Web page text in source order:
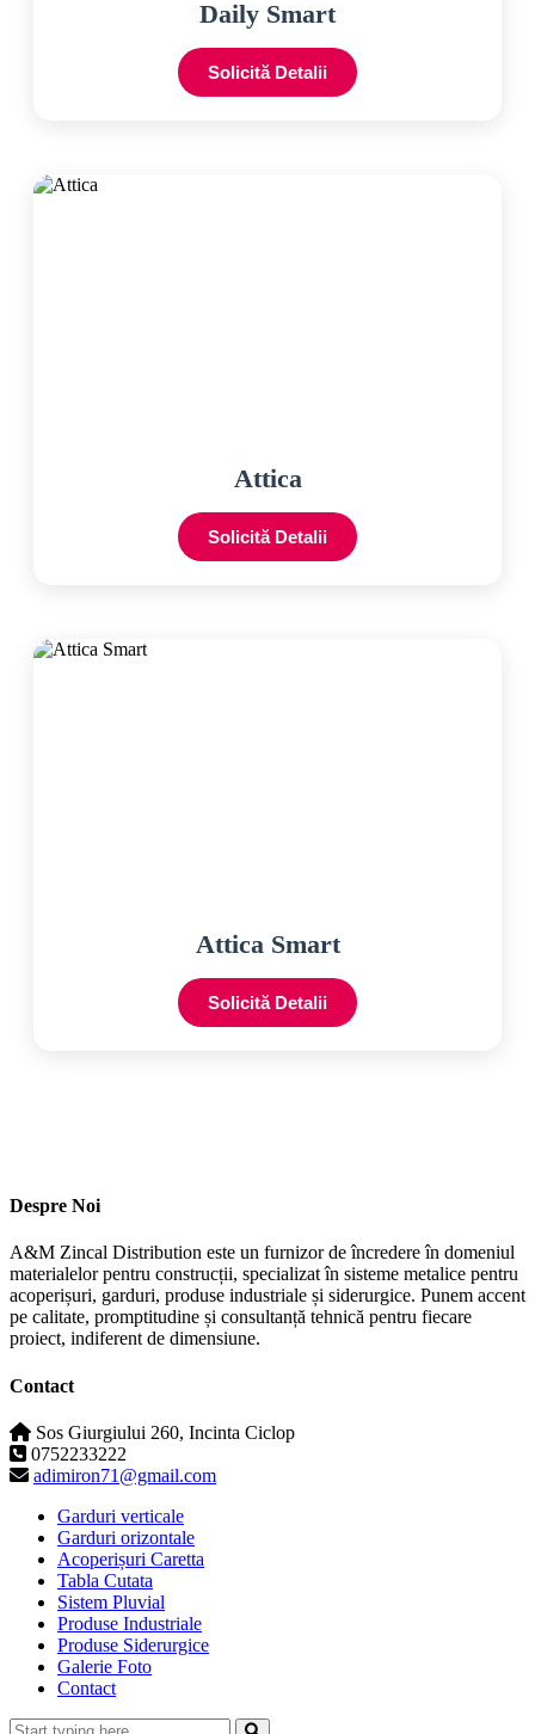
Daily Smart
Solicită Detalii
Attica
Solicită Detalii
Attica Smart
Solicită Detalii
Despre Noi
A&M Zincal Distribution este un furnizor de încredere în domeniul
materialelor pentru construcții, specializat în sisteme metalice pentru
acoperișuri, garduri, produse industriale și siderurgice. Punem accent
pe calitate, promptitudine și consultanță tehnică pentru fiecare
proiect, indiferent de dimensiune.
Contact
Sos Giurgiului 260, Incinta Ciclop
0752233222
adimiron71@gmail.com
Garduri verticale
Garduri orizontale
Acoperișuri Caretta
Tabla Cutata
Sistem Pluvial
Produse Industriale
Produse Siderurgice
Galerie Foto
Contact